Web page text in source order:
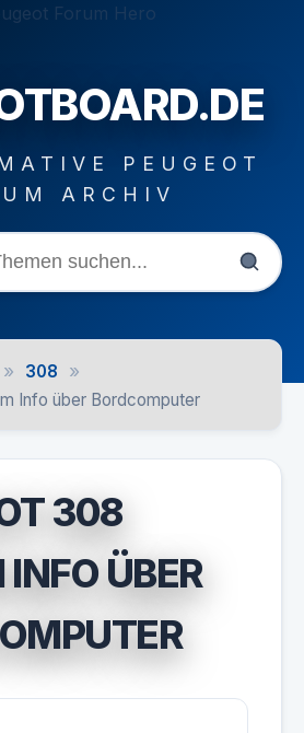
PEUGEOT
ARCHIV
» 308 »
Info über Bordcomputer
308
ÜBER